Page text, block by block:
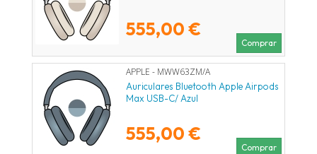
555,00 €
Comprar
APPLE - MWW63ZM/A
Auriculares Bluetooth Apple Airpods
Max USB-C/ Azul
555,00 €
Comprar